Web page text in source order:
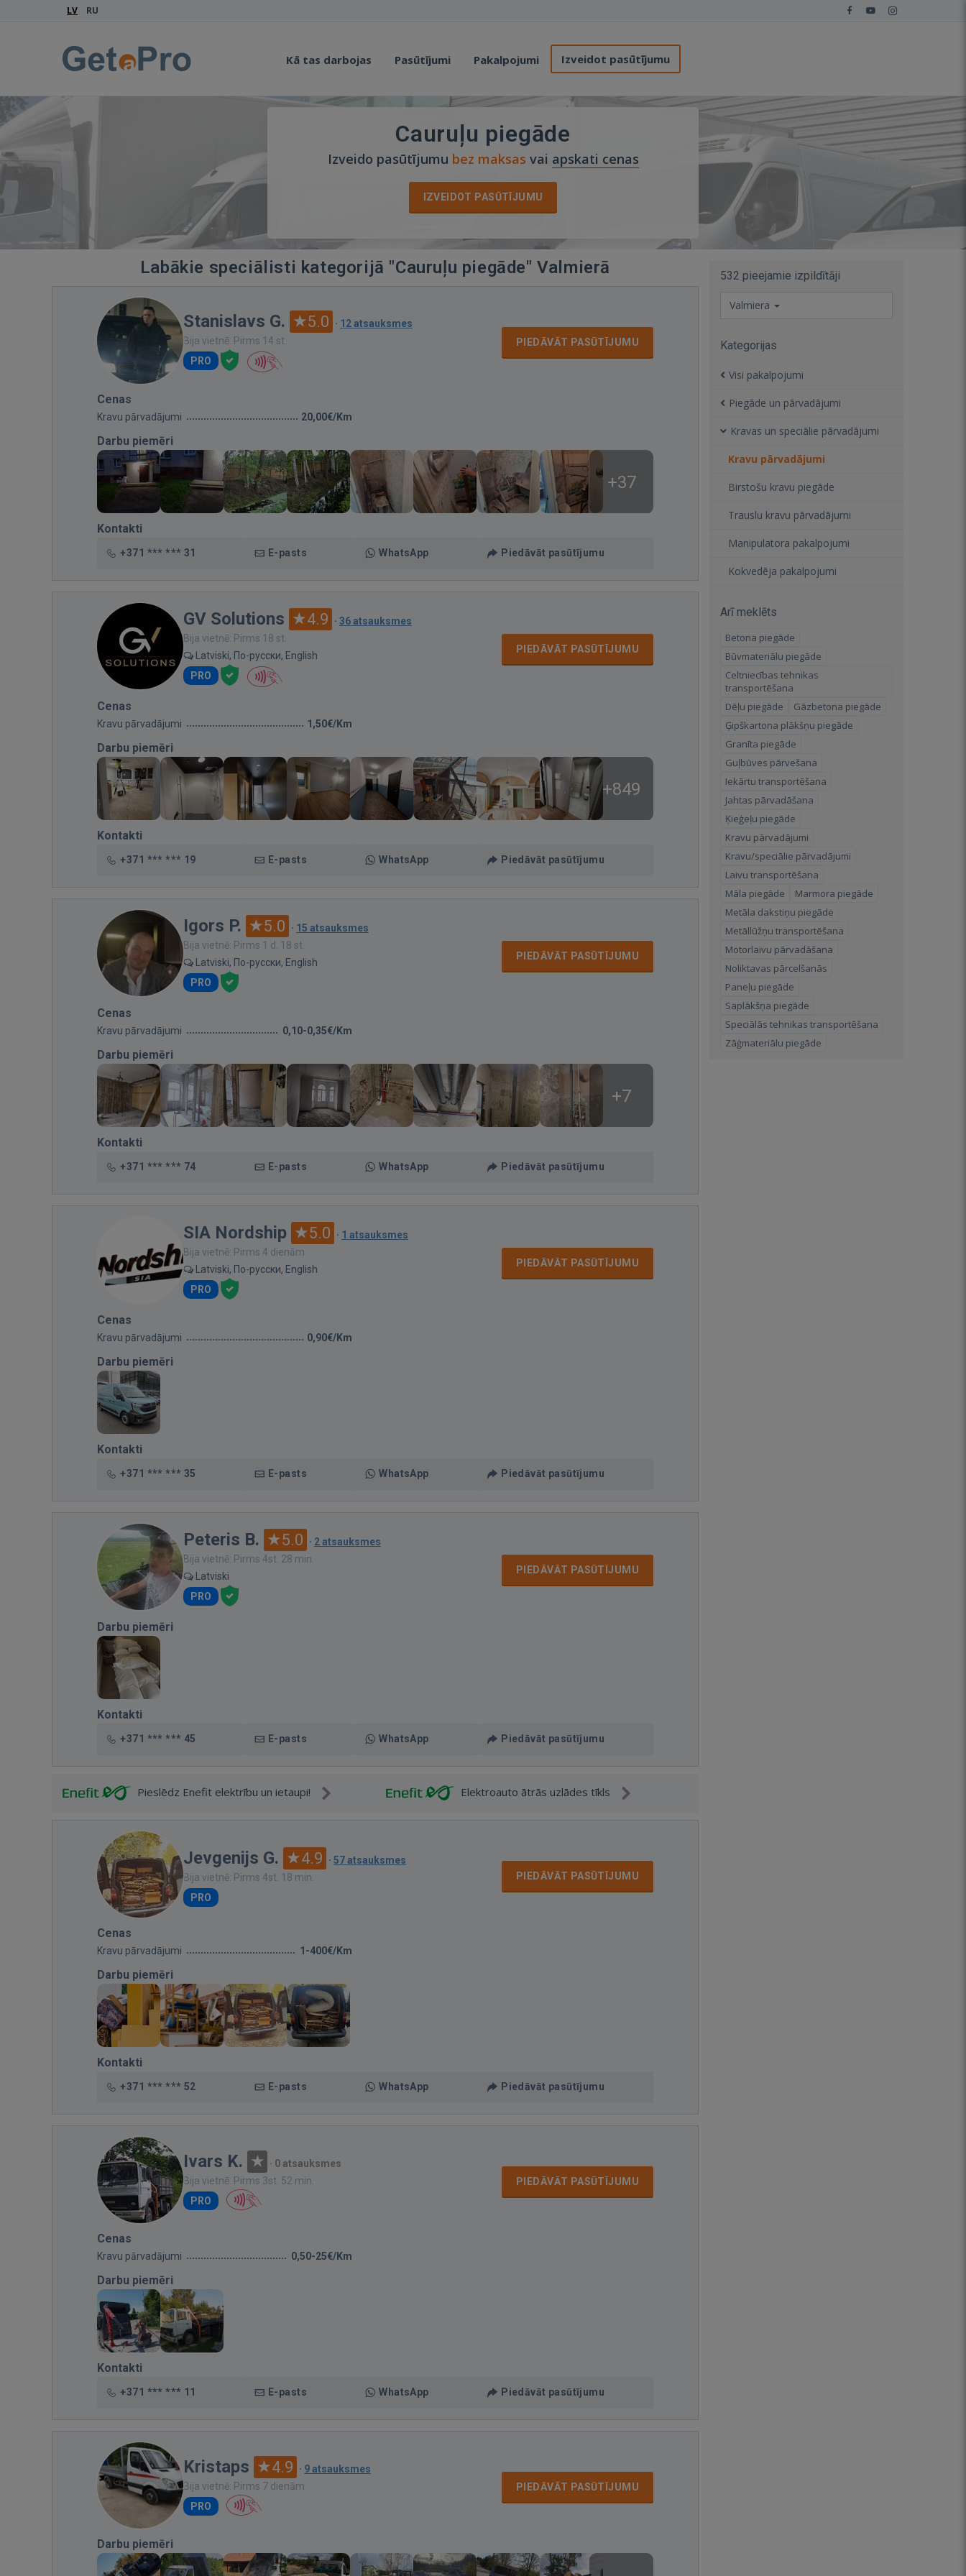
LV RU
Kā tas darbojas Pasūtījumi Pakalpojumi Izveidot pasūtījumu
Cauruļu piegāde
Izveido pasūtījumu bez maksas vai apskati cenas
IZVEIDOT PASŪTĪJUMU
Labākie speciālisti kategorijā "Cauruļu piegāde" Valmierā
Stanislavs G. 5.0 · 12 atsauksmes
Bija vietnē: Pirms 14 st.
PRO
PIEDĀVĀT PASŪTĪJUMU
Cenas
Kravu pārvadājumi 20,00€/Km
Darbu piemēri
+37
Kontakti
+371 *** *** 31 E-pasts WhatsApp Piedāvāt pasūtījumu
GV Solutions 4.9 · 36 atsauksmes
Bija vietnē: Pirms 18 st.
Latviski, По-русски, English
PRO
PIEDĀVĀT PASŪTĪJUMU
Cenas
Kravu pārvadājumi 1,50€/Km
Darbu piemēri
+849
Kontakti
+371 *** *** 19 E-pasts WhatsApp Piedāvāt pasūtījumu
Igors P. 5.0 · 15 atsauksmes
Bija vietnē: Pirms 1 d. 18 st.
Latviski, По-русски, English
PRO
PIEDĀVĀT PASŪTĪJUMU
Cenas
Kravu pārvadājumi 0,10-0,35€/Km
Darbu piemēri
+7
Kontakti
+371 *** *** 74 E-pasts WhatsApp Piedāvāt pasūtījumu
SIA Nordship 5.0 · 1 atsauksmes
Bija vietnē: Pirms 4 dienām
Latviski, По-русски, English
PRO
PIEDĀVĀT PASŪTĪJUMU
Cenas
Kravu pārvadājumi 0,90€/Km
Darbu piemēri
Kontakti
+371 *** *** 35 E-pasts WhatsApp Piedāvāt pasūtījumu
Peteris B. 5.0 · 2 atsauksmes
Bija vietnē: Pirms 4st. 28 min.
Latviski
PRO
PIEDĀVĀT PASŪTĪJUMU
Darbu piemēri
Kontakti
+371 *** *** 45 E-pasts WhatsApp Piedāvāt pasūtījumu
Pieslēdz Enefit elektrību un ietaupi! Elektroauto ātrās uzlādes tīkls
Jevgenijs G. 4.9 · 57 atsauksmes
Bija vietnē: Pirms 4st. 18 min.
PRO
PIEDĀVĀT PASŪTĪJUMU
Cenas
Kravu pārvadājumi 1-400€/Km
Darbu piemēri
Kontakti
+371 *** *** 52 E-pasts WhatsApp Piedāvāt pasūtījumu
Ivars K. · 0 atsauksmes
Bija vietnē: Pirms 3st. 52 min.
PRO
PIEDĀVĀT PASŪTĪJUMU
Cenas
Kravu pārvadājumi 0,50-25€/Km
Darbu piemēri
Kontakti
+371 *** *** 11 E-pasts WhatsApp Piedāvāt pasūtījumu
Kristaps 4.9 · 9 atsauksmes
Bija vietnē: Pirms 7 dienām
PRO
PIEDĀVĀT PASŪTĪJUMU
Darbu piemēri
532 pieejamie izpildītāji
Valmiera
Kategorijas
Visi pakalpojumi
Piegāde un pārvadājumi
Kravas un speciālie pārvadājumi
Kravu pārvadājumi
Birstošu kravu piegāde
Trauslu kravu pārvadājumi
Manipulatora pakalpojumi
Kokvedēja pakalpojumi
Arī meklēts
Betona piegāde
Būvmateriālu piegāde
Celtniecības tehnikas
transportēšana
Dēļu piegāde
Gāzbetona piegāde
Ģipškartona plākšņu piegāde
Granīta piegāde
Guļbūves pārvešana
Iekārtu transportēšana
Jahtas pārvadāšana
Ķieģeļu piegāde
Kravu pārvadājumi
Kravu/speciālie pārvadājumi
Laivu transportēšana
Māla piegāde
Marmora piegāde
Metāla dakstiņu piegāde
Metāllūžņu transportēšana
Motorlaivu pārvadāšana
Noliktavas pārcelšanās
Paneļu piegāde
Saplākšņa piegāde
Speciālās tehnikas transportēšana
Zāģmateriālu piegāde